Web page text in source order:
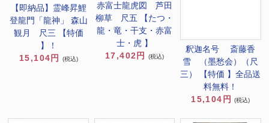
【即納品】霊峰昇鯉
登龍門「龍神」 森山
観月 尺三 【特価
】！
15,104円
(税込)
赤富士龍虎図 芦田
柳草 尺五 【たつ・
龍・竜・干支・赤富
士・虎 】
17,402円
(税込)
釈迦名号 斎藤香
雪 （墨愁会）（尺
三） 【特価 】全品送
料無料！
15,104円
(税込)